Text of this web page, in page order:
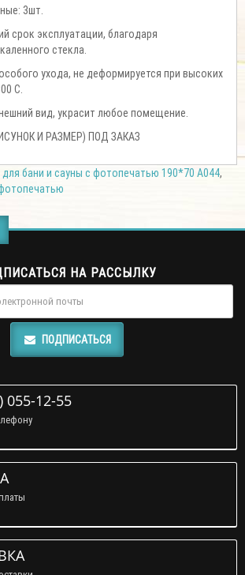
3шт.
срок эксплуатации, благодаря
стекла.
ухода, не деформируется при высоких
С.
вид, украсит любое помещение.
И РАЗМЕР) ПОД ЗАКАЗ
для бани и сауны с фотопечатью 190*70 А044,
НА РАССЫЛКУ
ПОДПИСАТЬСЯ
055-12-55